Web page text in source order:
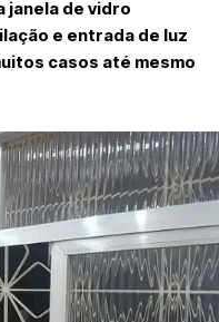
janela de vidro
e entrada de luz
casos até mesmo